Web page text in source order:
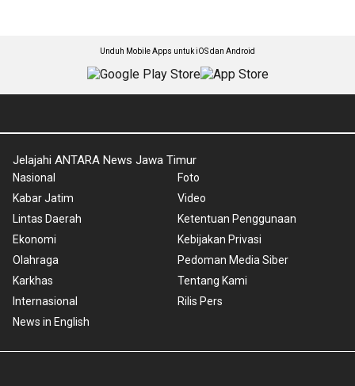
Unduh Mobile Apps untuk iOS dan Android
Jelajahi ANTARA News Jawa Timur
Nasional
Kabar Jatim
Lintas Daerah
Ekonomi
Olahraga
Karkhas
Internasional
News in English
Foto
Video
Ketentuan Penggunaan
Kebijakan Privasi
Pedoman Media Siber
Tentang Kami
Rilis Pers